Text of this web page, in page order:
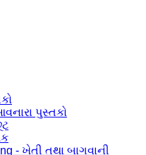
પુસ્તકો
- ખેતી તથા બાગવાની